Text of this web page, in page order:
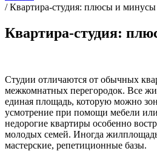
/Квартира-студия: плюсы и минусы
Квартира-студия:
Студии отличаются от обычных
межкомнатных перегородок. Все
единая площадь, которую можно
усмотрение при помощи мебели
недорогие квартиры особенно
молодых семей. Иногда
мастерские, репетиционные базы.